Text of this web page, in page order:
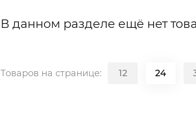
В данном разделе ещё нет
Товаров на странице: 12 24